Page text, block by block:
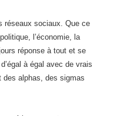
réseaux sociaux. Que ce
l’économie, la
réponse à tout et se
à égal avec de vrais
alphas, des sigmas